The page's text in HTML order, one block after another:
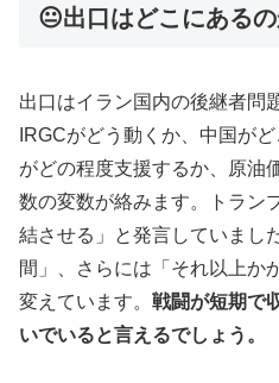
😐出口はどこにある
出口はイラン国内の後継者問
IRGCがどう動くか、中国が
がどの程度支援するか、原油
数の変数が絡みます。トラン
結させる」と発言していまし
間」、さらには「それ以上か
変えています。 戦闘が短期で
いでいると言えるでしょう。